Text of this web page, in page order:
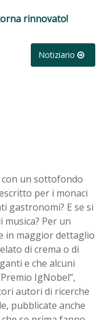
rinnovato!
Notiziario
un sottofondo
per i monaci
gastronomi? E se si
Per un
in maggior dettaglio
di crema o di
e che alcuni
IgNobel”,
autori di ricerche
pubblicate anche